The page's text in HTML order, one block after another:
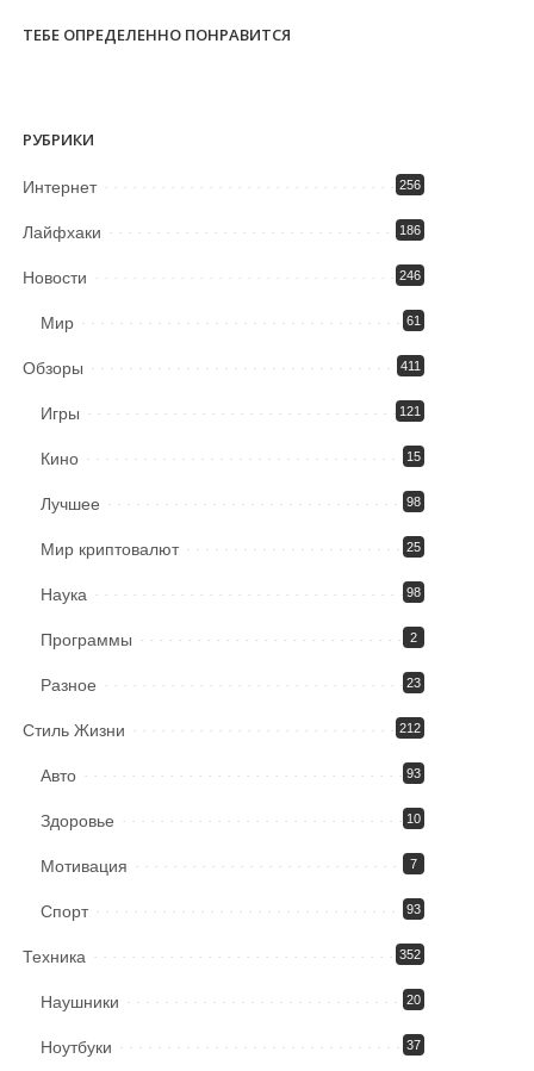
ТЕБЕ ОПРЕДЕЛЕННО ПОНРАВИТСЯ
РУБРИКИ
Интернет 256
Лайфхаки 186
Новости 246
Мир 61
Обзоры 411
Игры 121
Кино 15
Лучшее 98
Мир криптовалют 25
Наука 98
Программы 2
Разное 23
Стиль Жизни 212
Авто 93
Здоровье 10
Мотивация 7
Спорт 93
Техника 352
Наушники 20
Ноутбуки 37